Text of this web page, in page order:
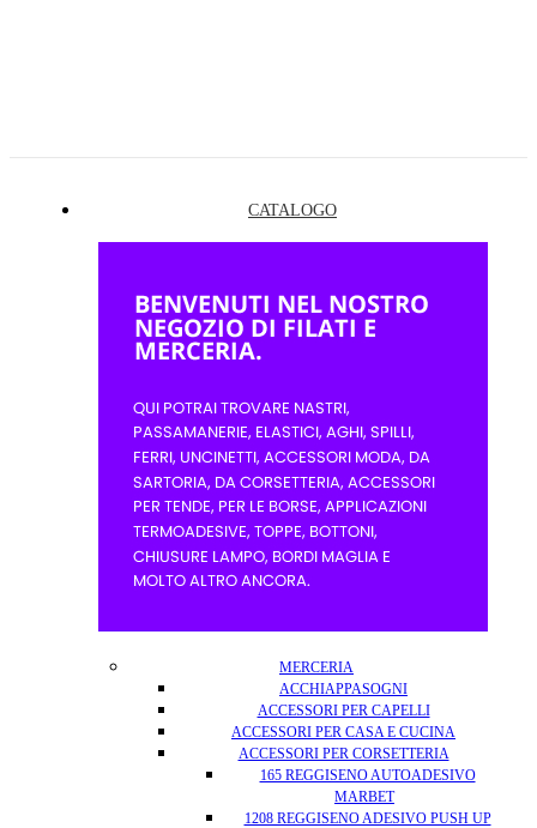
CATALOGO
MERCERIA
ACCHIAPPASOGNI
ACCESSORI PER CAPELLI
ACCESSORI PER CASA E CUCINA
ACCESSORI PER CORSETTERIA
165 REGGISENO AUTOADESIVO
MARBET
1208 REGGISENO ADESIVO PUSH UP